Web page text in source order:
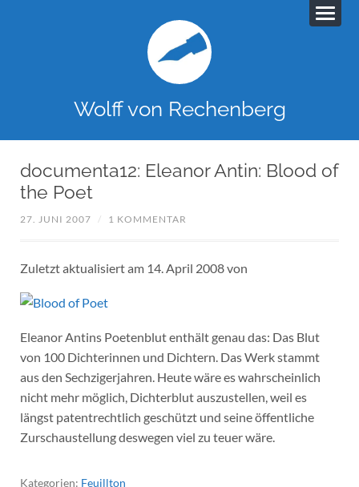
Wolff von Rechenberg
documenta12: Eleanor Antin: Blood of
the Poet
27. JUNI 2007 / 1 KOMMENTAR
Zuletzt aktualisiert am 14. April 2008 von
Eleanor Antins Poetenblut enthält genau das: Das Blut
von 100 Dichterinnen und Dichtern. Das Werk stammt
aus den Sechzigerjahren. Heute wäre es wahrscheinlich
nicht mehr möglich, Dichterblut auszustellen, weil es
längst patentrechtlich geschützt und seine öffentliche
Zurschaustellung deswegen viel zu teuer wäre.
Kategorien: Feuillton